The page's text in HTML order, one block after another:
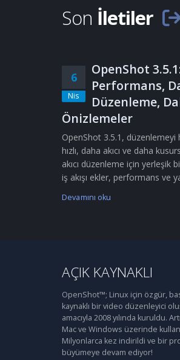
Son İletiler
6
Nis
OpenShot
Performans,
Düzenleme,
Önizlemeler
OpenShot 3.5.1,
hızlı, daha akıcı ve daha
akıcı düzenleme için yerleşik
iş akışı ekler, performans ve
Devamını oku
AÇIK KAYNAKLI
OpenShot™; Linux için özgür,
kaynaklı bir video düzenleyici
amacıyla 2008 yılında kuruldu.
Mac ve Windows üzerinde
Milyonlarca kez indirildi ve bir
büyümeye devam ediyor!